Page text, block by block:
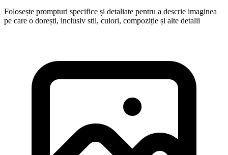
Folosește prompturi specifice și detaliate pentru a descrie imaginea
pe care o dorești, inclusiv stil, culori, compoziție și alte detalii